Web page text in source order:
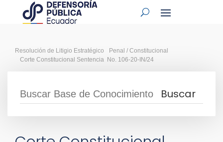
Resolución de Litigio Estratégico
Penal / Constitucional
Corte Constitucional Sentencia No. 106-20-IN/24